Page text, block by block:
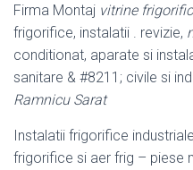
Firma Montaj vitrine
frigorifice, instalatii . revizie,
conditionat, aparate si
sanitare & #8211; civile si
Ramnicu Sarat
Instalatii frigorifice
frigorifice si aer frig – piese